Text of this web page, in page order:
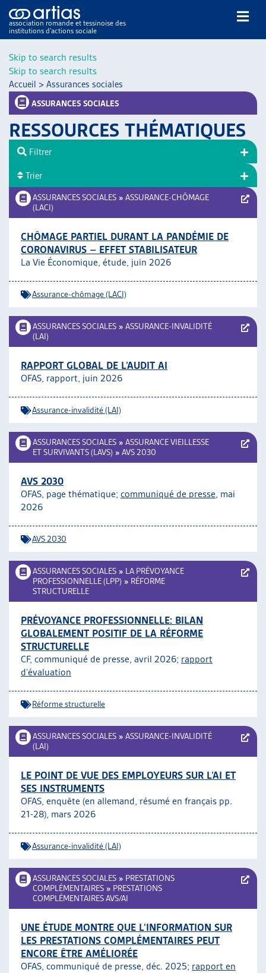
Skip to search results
Skip to search results
association romande et tessinoise des
institutions d’actions sociale
NOS PUBLICATIONS
DOSSIERS DU MOIS
VEILLE
RESSOURCES
GUIDE SOCIAL ROMAND
AUTRES
L’ASSOCIATION
JOURNÉES D’AUTOMNE
Accueil > Assurances sociales
ASSURANCES SOCIALES
RESSOURCES THÉMATIQUES
ASSURANCES SOCIALES » ASSURANCE-CHÔMAGE
(LACI)
CHÔMAGE PARTIEL DURANT LA PANDÉMIE DE
CORONAVIRUS – EFFET STABILISATEUR
La Vie Économique, étude, juin 2026
Assurance-chômage (LACI)
ASSURANCES SOCIALES » ASSURANCE-INVALIDITÉ
(LAI)
RAPPORT GLOBAL DE L’AUDIT AI
OFAS, rapport, juin 2026
Assurance-invalidité (LAI)
ASSURANCES SOCIALES » ASSURANCE VIEILLESSE
ET SURVIVANTS (LAVS) » AVS 2030
AVS 2030
OFAS, page thématique; communiqué de presse, mai
2026
AVS 2030
ASSURANCES SOCIALES » LA PRÉVOYANCE
PROFESSIONNELLE (LPP) » RÉFORME
STRUCTURELLE
PRÉVOYANCE PROFESSIONNELLE: BILAN
GLOBALEMENT POSITIF DE LA RÉFORME
STRUCTURELLE
CF, communiqué de presse, avril 2026; rapport
d’évaluation
Réforme structurelle
ASSURANCES SOCIALES » ASSURANCE-INVALIDITÉ
(LAI)
LE POINT DE VUE DES EMPLOYEURS SUR L’AI ET
SES INSTRUMENTS
OFAS, enquête (en allemand, résumé en français pp.
21-28), mars 2026
Assurance-invalidité (LAI)
ASSURANCES SOCIALES » PRESTATIONS
COMPLÉMENTAIRES » PRESTATIONS
COMPLÉMENTAIRES AVS/AI
UNE ÉTUDE MONTRE QUE L’INFORMATION SUR
LES PRESTATIONS COMPLÉMENTAIRES PEUT
ENCORE ÊTRE AMÉLIORÉE
OFAS, communiqué de presse, déc. 2025; rapport en
Filtrer
Trier